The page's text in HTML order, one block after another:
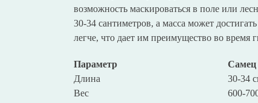
возможность маскироваться в поле или
30-34 сантиметров, а масса может
легче, что дает им преимущество во время
Параметр Самец
Длина
30-34
Вес
600-